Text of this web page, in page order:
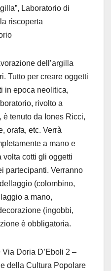
Laboratorio di
riscoperta
dell’argilla
Tutto per creare oggetti
in epoca neolitica,
rivolto a
è tenuto da Iones Ricci,
orafa, etc. Verrà
a mano e
volta cotti gli oggetti
partecipanti. Verranno
(colombino,
a mano,
(ingobbi,
è obbligatoria.
Doria D’Eboli 2 –
della Cultura Popolare